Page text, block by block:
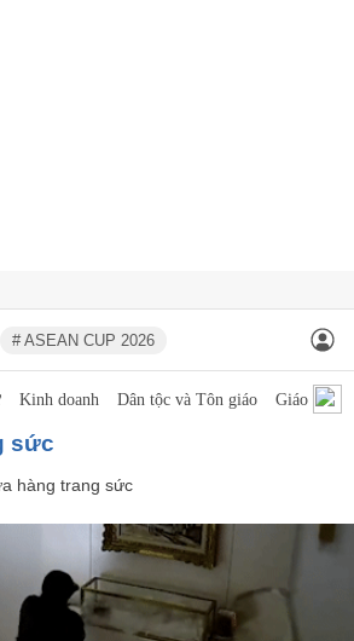
# ASEAN CUP 2026
Kinh doanh Dân tộc và Tôn giáo Giáo dục
sức
hàng trang sức